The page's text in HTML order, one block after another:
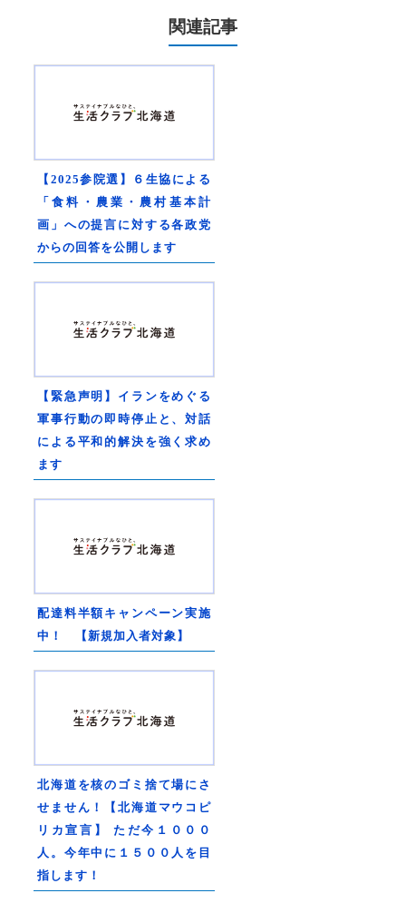
関連記事
【2025参院選】６生協による
「食料・農業・農村基本計
画」への提言に対する各政党
からの回答を公開します
【緊急声明】イランをめぐる
軍事行動の即時停止と、対話
による平和的解決を強く求め
ます
配達料半額キャンペーン実施
中！ 【新規加入者対象】
北海道を核のゴミ捨て場にさ
せません！【北海道マウコピ
リカ宣言】 ただ今１０００
人。今年中に１５００人を目
指します！